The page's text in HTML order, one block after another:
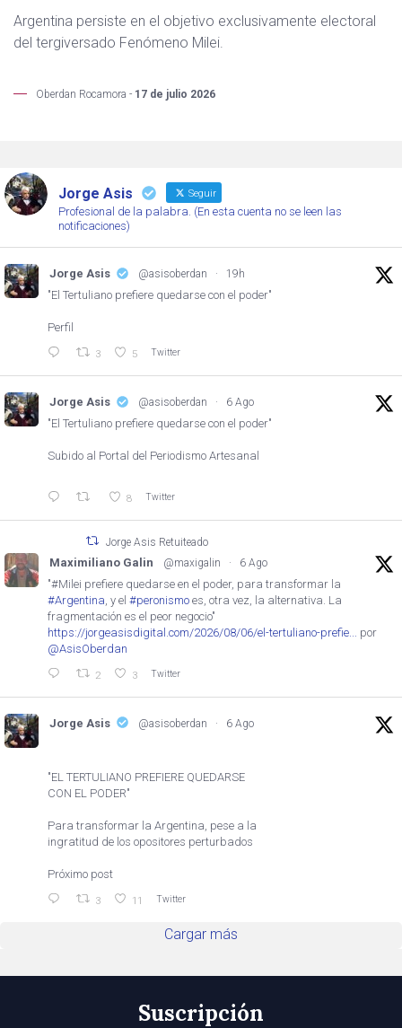
Argentina persiste en el objetivo exclusivamente electoral
del tergiversado Fenómeno Milei.
Oberdan Rocamora - 17 de julio 2026
Jorge Asis Seguir
Profesional de la palabra. (En esta cuenta no se leen las
notificaciones)
Jorge Asis @asisoberdan · 19h
"El Tertuliano prefiere quedarse con el poder"
Perfil
3 5 Twitter
Jorge Asis @asisoberdan · 6 Ago
"El Tertuliano prefiere quedarse con el poder"
Subido al Portal del Periodismo Artesanal
8 Twitter
Jorge Asis Retuiteado
Maximiliano Galin @maxigalin · 6 Ago
"#Milei prefiere quedarse en el poder, para transformar la
#Argentina , y el #peronismo es, otra vez, la alternativa. La
fragmentación es el peor negocio"
https://jorgeasisdigital.com/2026/08/06/el-tertuliano-prefie...
por
@AsisOberdan
2 3 Twitter
Jorge Asis @asisoberdan · 6 Ago
"EL TERTULIANO PREFIERE QUEDARSE
CON EL PODER"
Para transformar la Argentina, pese a la
ingratitud de los opositores perturbados
Próximo post
3 11 Twitter
Cargar más
Suscripción